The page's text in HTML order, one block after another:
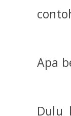
Apa
Dulu